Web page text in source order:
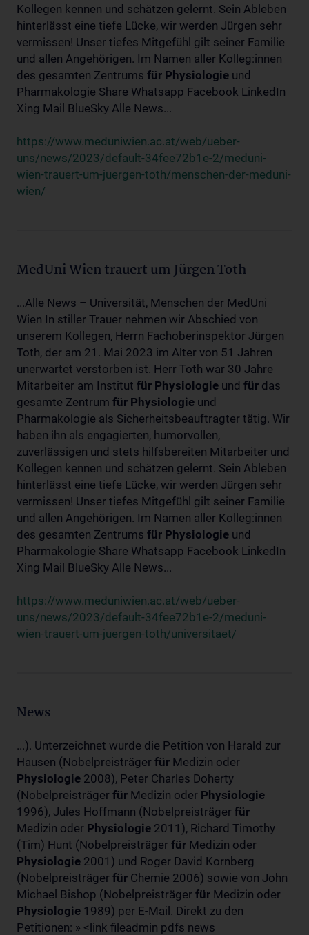
Kollegen kennen und schätzen gelernt. Sein Ableben
hinterlässt eine tiefe Lücke, wir werden Jürgen sehr
vermissen! Unser tiefes Mitgefühl gilt seiner Familie
und allen Angehörigen. Im Namen aller Kolleg:innen
des gesamten Zentrums für Physiologie und
Pharmakologie Share Whatsapp Facebook LinkedIn
Xing Mail BlueSky Alle News...
https://www.meduniwien.ac.at/web/ueber-
uns/news/2023/default-34fee72b1e-2/meduni-
wien-trauert-um-juergen-toth/menschen-der-meduni-
wien/
MedUni Wien trauert um Jürgen Toth
...Alle News – Universität, Menschen der MedUni
Wien In stiller Trauer nehmen wir Abschied von
unserem Kollegen, Herrn Fachoberinspektor Jürgen
Toth, der am 21. Mai 2023 im Alter von 51 Jahren
unerwartet verstorben ist. Herr Toth war 30 Jahre
Mitarbeiter am Institut für Physiologie und für das
gesamte Zentrum für Physiologie und
Pharmakologie als Sicherheitsbeauftragter tätig. Wir
haben ihn als engagierten, humorvollen,
zuverlässigen und stets hilfsbereiten Mitarbeiter und
Kollegen kennen und schätzen gelernt. Sein Ableben
hinterlässt eine tiefe Lücke, wir werden Jürgen sehr
vermissen! Unser tiefes Mitgefühl gilt seiner Familie
und allen Angehörigen. Im Namen aller Kolleg:innen
des gesamten Zentrums für Physiologie und
Pharmakologie Share Whatsapp Facebook LinkedIn
Xing Mail BlueSky Alle News...
https://www.meduniwien.ac.at/web/ueber-
uns/news/2023/default-34fee72b1e-2/meduni-
wien-trauert-um-juergen-toth/universitaet/
News
...). Unterzeichnet wurde die Petition von Harald zur
Hausen (Nobelpreisträger für Medizin oder
Physiologie 2008), Peter Charles Doherty
(Nobelpreisträger für Medizin oder Physiologie
1996), Jules Hoffmann (Nobelpreisträger für
Medizin oder Physiologie 2011), Richard Timothy
(Tim) Hunt (Nobelpreisträger für Medizin oder
Physiologie 2001) und Roger David Kornberg
(Nobelpreisträger für Chemie 2006) sowie von John
Michael Bishop (Nobelpreisträger für Medizin oder
Physiologie 1989) per E-Mail. Direkt zu den
Petitionen: » <link fileadmin pdfs news